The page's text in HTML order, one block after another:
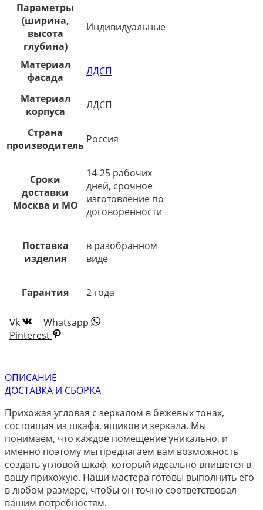
Параметры
(ширина,
высота
глубина)
Индивидуальные
Материал
фасада
ЛДСП
Материал
корпуса
ЛДСП
Страна
производитель Россия
Сроки
доставки
Москва и МО
14-25 рабочих
дней, срочное
изготовление по
договоренности
Поставка
изделия
в разобранном
виде
Гарантия 2 года
Vk
Whatsapp
Pinterest
ОПИСАНИЕ
ДОСТАВКА И СБОРКА
Прихожая угловая с зеркалом в бежевых тонах,
состоящая из шкафа, ящиков и зеркала. Мы
понимаем, что каждое помещение уникально, и
именно поэтому мы предлагаем вам возможность
создать угловой шкаф, который идеально впишется в
вашу прихожую. Наши мастера готовы выполнить его
в любом размере, чтобы он точно соответствовал
вашим потребностям.